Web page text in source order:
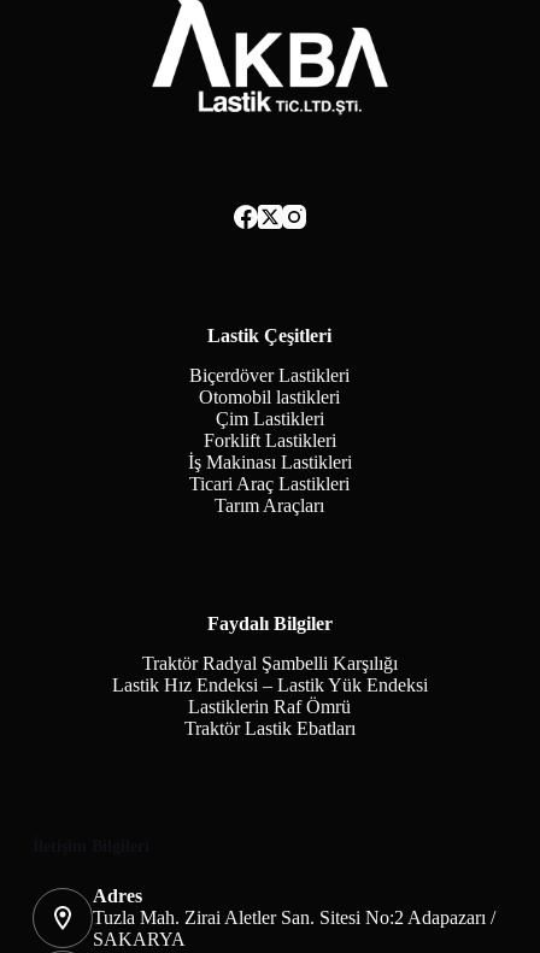
Lastik Çeşitleri
Biçerdöver Lastikleri
Otomobil lastikleri
Çim Lastikleri
Forklift Lastikleri
İş Makinası Lastikleri
Ticari Araç Lastikleri
Tarım Araçları
Faydalı Bilgiler
Traktör Radyal Şambelli Karşılığı
Lastik Hız Endeksi – Lastik Yük Endeksi
Lastiklerin Raf Ömrü
Traktör Lastik Ebatları
Adres
Tuzla Mah. Zirai Aletler San. Sitesi No:2 Adapazarı /
SAKARYA